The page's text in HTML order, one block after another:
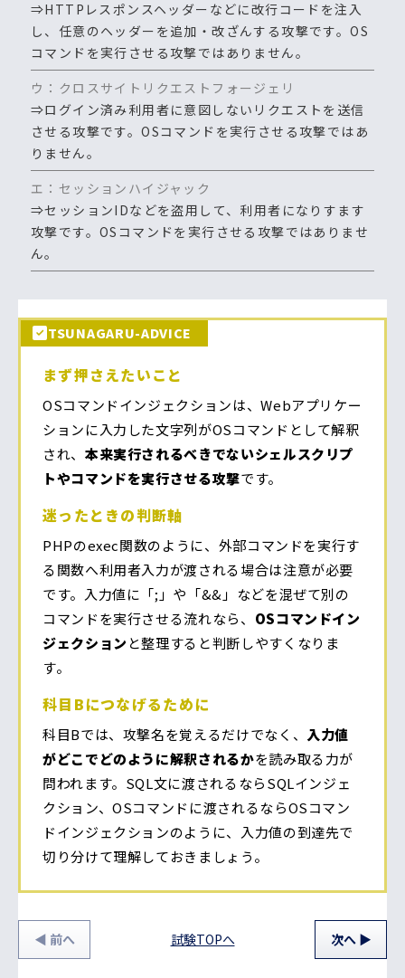
⇒HTTPレスポンスヘッダーなどに改行コードを注入
し、任意のヘッダーを追加・改ざんする攻撃です。OS
コマンドを実行させる攻撃ではありません。
ウ：クロスサイトリクエストフォージェリ
⇒ログイン済み利用者に意図しないリクエストを送信
させる攻撃です。OSコマンドを実行させる攻撃ではあ
りません。
エ：セッションハイジャック
⇒セッションIDなどを盗用して、利用者になりすます
攻撃です。OSコマンドを実行させる攻撃ではありませ
ん。
TSUNAGARU-ADVICE
まず押さえたいこと
OSコマンドインジェクションは、Webアプリケー
ションに入力した文字列がOSコマンドとして解釈
され、 本来実行されるべきでないシェルスクリプ
トやコマンドを実行させる攻撃です。
迷ったときの判断軸
PHPのexec関数のように、外部コマンドを実行す
る関数へ利用者入力が渡される場合は注意が必要
です。入力値に「;」や「&&」などを混ぜて別の
コマンドを実行させる流れなら、 OSコマンドイン
ジェクション と整理すると判断しやすくなりま
す。
科目Bにつなげるために
科目Bでは、攻撃名を覚えるだけでなく、 入力値
がどこでどのように解釈されるかを読み取る力が
問われます。SQL文に渡されるならSQLインジェ
クション、OSコマンドに渡されるならOSコマン
ドインジェクションのように、入力値の到達先で
切り分けて理解しておきましょう。
前へ 試験TOPへ 次へ